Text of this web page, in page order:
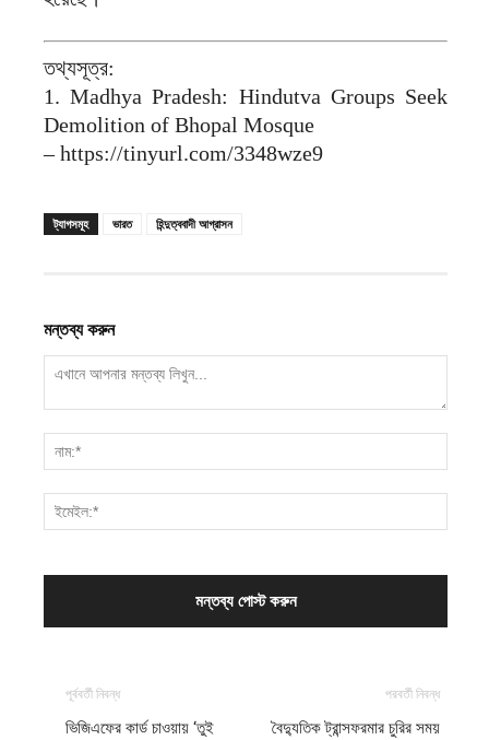
তথ্যসূত্র:
1. Madhya Pradesh: Hindutva Groups Seek
Demolition of Bhopal Mosque
– https://tinyurl.com/3348wze9
ট্যাগসমূহ ভারত হিন্দুত্ববাদী আগ্রাসন
মন্তব্য করুন
পূর্ববর্তী নিবন্ধ
ভিজিএফের কার্ড চাওয়ায় ‘তুই
পরবর্তী নিবন্ধ
বৈদ্যুতিক ট্রান্সফরমার চুরির সময়